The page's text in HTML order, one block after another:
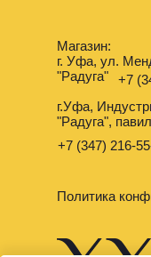
Политика
Магазин:
г. Уфа, ул.
"Радуга"
г.Уфа,
"Радуга",
+7 (347) 216-
+7